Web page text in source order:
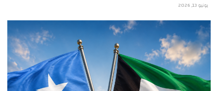
يونيو 13, 2026